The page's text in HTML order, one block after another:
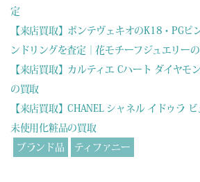
定
【来店買取】ポンテヴェキオのK18・PGピ
ンドリングを査定｜花モチーフジュエリー
【来店買取】カルティエ Cハート ダイヤモ
の買取
【来店買取】CHANEL シャネル イドゥラ
未使用化粧品の買取
ブランド品
ティファニー